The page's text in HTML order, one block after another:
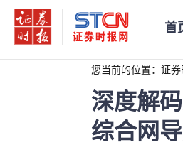
首
您当前的位置： 证
深度解
综合网